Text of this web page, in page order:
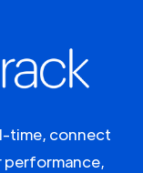
time, connect
performance,